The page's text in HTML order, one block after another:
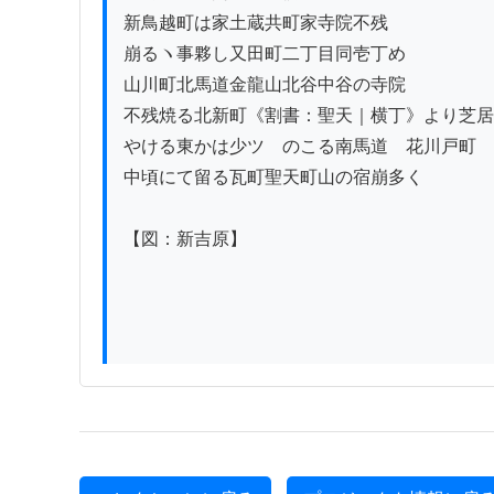
新鳥越町は家土蔵共町家寺院不残
崩るヽ事夥し又田町二丁目同壱丁め
山川町北馬道金龍山北谷中谷の寺院
不残焼る北新町《割書：聖天｜横丁》より芝
やける東かは少ツゝのこる南馬道ゟ花川戸町
中頃にて留る瓦町聖天町山の宿崩多く
【図：新吉原】